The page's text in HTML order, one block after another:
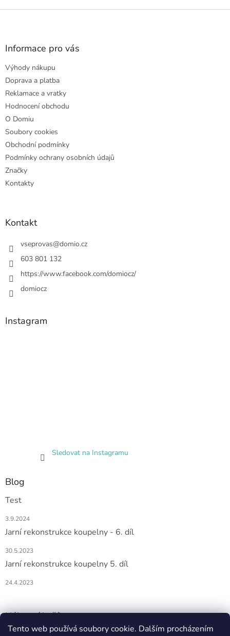
Tento web používá soubory cookie. Dalším procházením
Z
Informace pro vás
Výhody nákupu
Doprava a platba
Reklamace a vratky
Hodnocení obchodu
O Domiu
Soubory cookies
Obchodní podmínky
Podmínky ochrany osobních údajů
Značky
Kontakty
Kontakt
vseprovas@domio.cz
603 801 132
https://www.facebook.com/domiocz/
domiocz
Instagram
Sledovat na Instagramu
Blog
Test
3.9.2024
Jarní rekonstrukce koupelny - 6. díl
30.5.2023
Jarní rekonstrukce koupelny 5. díl
24.4.2023
Nákupní košík